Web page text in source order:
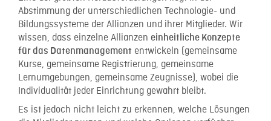
Abstimmung der unterschiedlichen Technologie- und
Bildungssysteme der Allianzen und ihrer Mitglieder. Wir
wissen, dass einzelne Allianzen einheitliche Konzepte
für das Datenmanagement entwickeln (gemeinsame
Kurse, gemeinsame Registrierung, gemeinsame
Lernumgebungen, gemeinsame Zeugnisse), wobei die
Individualität jeder Einrichtung gewahrt bleibt.
Es ist jedoch nicht leicht zu erkennen, welche Lösungen